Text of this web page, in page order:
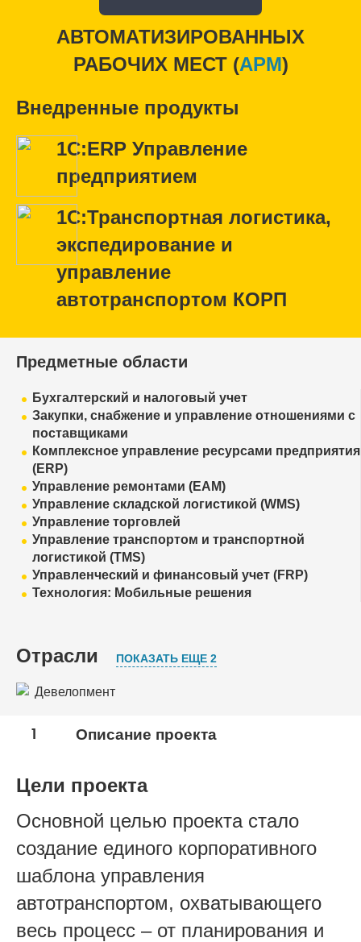
АВТОМАТИЗИРОВАННЫХ
РАБОЧИХ МЕСТ (APM)
Внедренные продукты
1С:ERP Управление
предприятием
1С:Транспортная логистика,
экспедирование и
управление
автотранспортом КОРП
Предметные области
Бухгалтерский и налоговый учет
Закупки, снабжение и управление отношениями с
поставщиками
Комплексное управление ресурсами предприятия
(ERP)
Управление ремонтами (EAM)
Управление складской логистикой (WMS)
Управление торговлей
Управление транспортом и транспортной
логистикой (TMS)
Управленческий и финансовый учет (FRP)
Технология: Мобильные решения
Отрасли ПОКАЗАТЬ ЕЩЕ 2
Девелопмент
Дорожное строительство
1 Описание проекта
Цели проекта
Основной целью проекта стало
создание единого корпоративного
шаблона управления
автотранспортом, охватывающего
весь процесс – от планирования и